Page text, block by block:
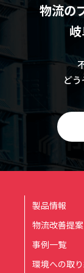
物流の
ど
製品情報
物流改善提
事例一覧
環境への取